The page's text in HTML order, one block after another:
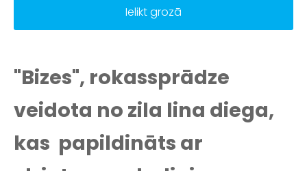
Ielikt grozā
"Bizes", rokassprādze
veidota no zila lina diega,
kas papildināts ar